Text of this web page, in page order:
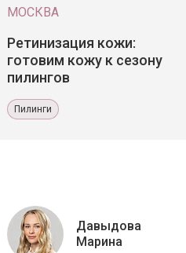
МОСКВА
Ретинизация кожи:
готовим кожу к сезону
пилингов
Пилинги
Давыдова
Марина